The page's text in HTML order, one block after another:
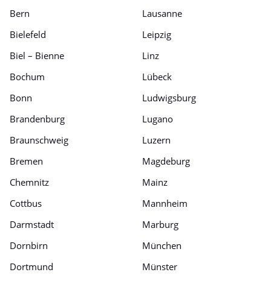
Bern
Bielefeld
Biel – Bienne
Bochum
Bonn
Brandenburg
Braunschweig
Bremen
Chemnitz
Cottbus
Darmstadt
Dornbirn
Dortmund
Lausanne
Leipzig
Linz
Lübeck
Ludwigsburg
Lugano
Luzern
Magdeburg
Mainz
Mannheim
Marburg
München
Münster